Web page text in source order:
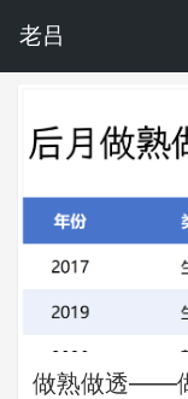
老吕
做熟做透——